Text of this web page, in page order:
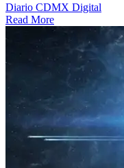
Diario CDMX Digital
Read More